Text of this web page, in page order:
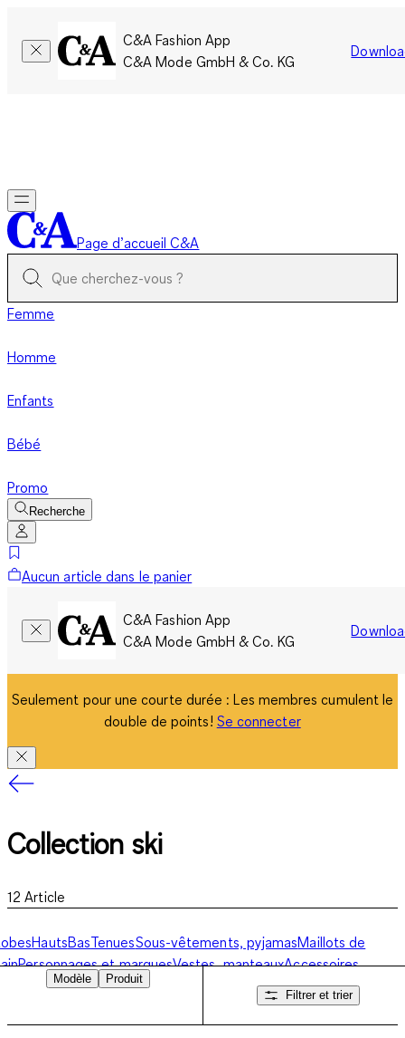
C&A Fashion App
C&A Mode GmbH & Co. KG
Page d’accueil C&A
Femme
Homme
Enfants
Bébé
Promo
Recherche
Aucun article dans le panier
C&A Fashion App
C&A Mode GmbH & Co. KG
Seulement pour une courte durée : Les membres cumulent le
double de points! Se connecter
Collection ski
12 Article
HautsBasTenuesSous-vêtements, pyjamasMaillots de
Personnages et marquesVestes, manteauxAccessoires,
chaussuresCollection ski
Modèle
Produit
Filtrer et trier